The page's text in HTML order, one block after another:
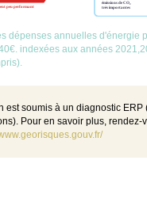
dépenses annuelles d'énergie
indexées aux années
est soumis à un diagnostic ERP
Pour en savoir plus, rendez-